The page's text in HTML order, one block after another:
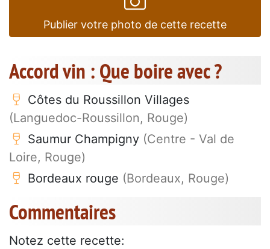
Publier votre photo de cette recette
Accord vin : Que boire avec ?
Côtes du Roussillon Villages
(Languedoc-Roussillon, Rouge)
Saumur Champigny (Centre - Val de
Loire, Rouge)
Bordeaux rouge (Bordeaux, Rouge)
Commentaires
Notez cette recette: